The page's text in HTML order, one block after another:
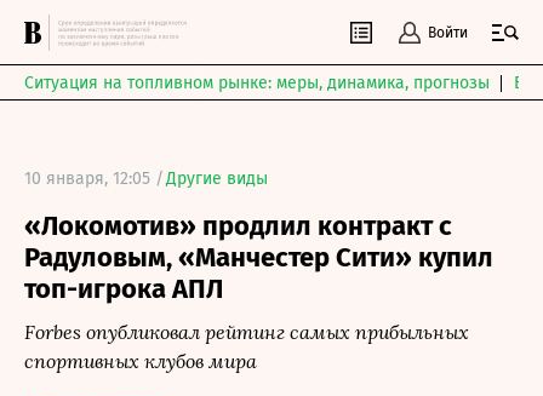
Войти
Ситуация на топливном рынке: меры, динамика, прогнозы
10 января, 12:05 /Другие виды
«Локомотив» продлил контракт с
Радуловым, «Манчестер Сити» купил
топ-игрока АПЛ
Forbes опубликовал рейтинг самых прибыльных
спортивных клубов мира